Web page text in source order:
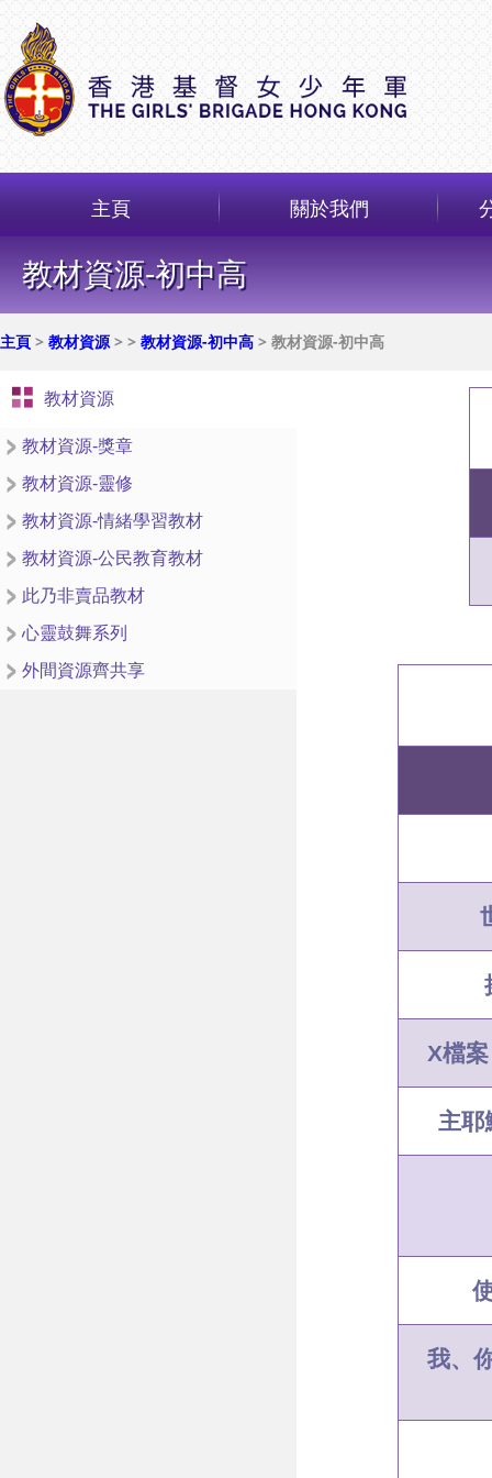
主頁 關於我們
教材資源-初中高
主頁 > 教材資源> > 教材資源-初中高 > 教材資源-初中高
教材資源
教材資源-獎章
教材資源-靈修
教材資源-情緒學習教材
教材資源-公民教育教材
此乃非賣品教材
心靈鼓舞系列
外間資源齊共享
X檔案
主耶
我、